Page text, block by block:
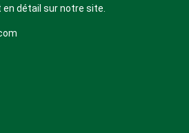
détail sur notre site.